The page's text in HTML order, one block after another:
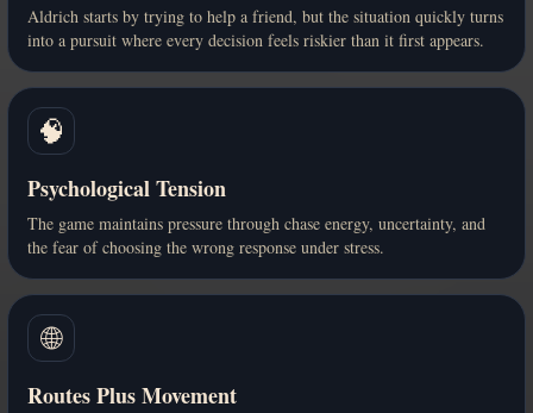
Aldrich starts by trying to help a friend, but the situation quickly turns
into a pursuit where every decision feels riskier than it first appears.
🧠
Psychological Tension
The game maintains pressure through chase energy, uncertainty, and
the fear of choosing the wrong response under stress.
🌐
Routes Plus Movement